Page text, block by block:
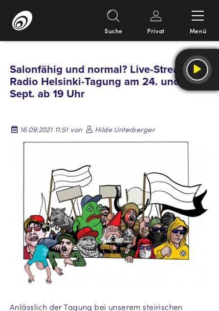
Inhalt
Suche Privat Menü
Salonfähig und normal? Live-Stream zur
Radio Helsinki-Tagung am 24. und 25.
Sept. ab 19 Uhr
16.09.2021 11:51 von Hilde Unterberger
Anlässlich der Tagung bei unserem steirischen